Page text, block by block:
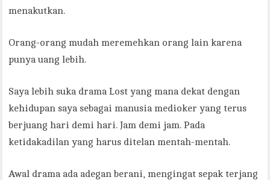
menakutkan.
Orang-orang mudah meremehkan orang lain karena
punya uang lebih.
Saya lebih suka drama Lost yang mana dekat dengan
kehidupan saya sebagai manusia medioker yang terus
berjuang hari demi hari. Jam demi jam. Pada
ketidakadilan yang harus ditelan mentah-mentah.
Awal drama ada adegan berani, mengingat sepak terjang